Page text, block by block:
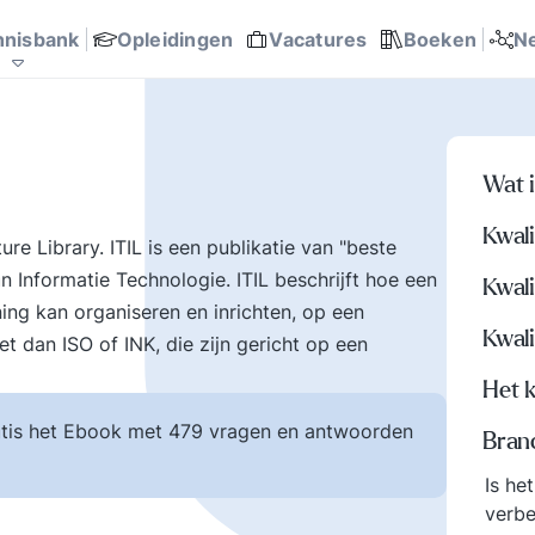
Opleidingen Vacatures Boeken
management
onderwerpen, zoals
Concurrentiekracht,
business cases voor
beter managen en
organiseren.
sport helpen.
Organisatierot,
verhuftering en het spel
tegenstrijdige krachten
omgaan? Hier vindt u
een uitgebreid arsenaal
aan inzichten en
ervaringen over tal van
onderwerpen mbt mens
en werk.
succesfactoren
Ondernemingsplan,
modellen Rijnlands Organiseren
werk
Talent ontwikkeling
besluitvorming
trendwatcher
almanak
bertoverbeek.com
618 0
145 0
185 0
168 0
151 0
Library. ITIL is een publikatie van "beste
Informatie Technologie. ITIL beschrijft hoe een
kan organiseren en inrichten, op een
dan ISO of INK, die zijn gericht op een
het Ebook met 479 vragen en antwoorden
Wat
Het
Is